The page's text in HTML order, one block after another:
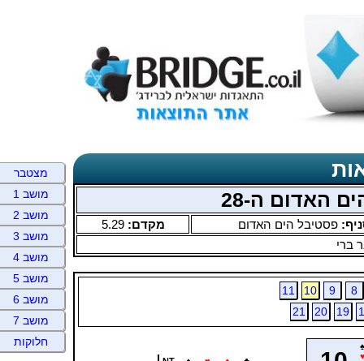
האדום ה-28
פסטיבל הים האדום מקדם:5.29
ברי
8
9
10
11
19
20
21
♠
מצטבר
מושב 1
מושב 2
מושב 3
מושב 4
מושב 5
מושב 6
מושב 7
חלוקות